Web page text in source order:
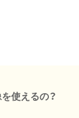
使えるの？